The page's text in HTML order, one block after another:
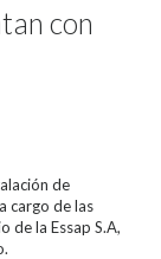
con
de
cargo de las
de la Essap S.A,